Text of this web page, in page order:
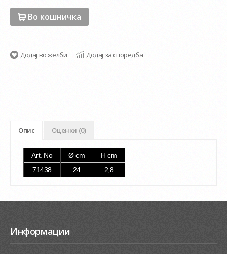
Во кошничка
Додај во желби Додај за споредба
Опис Оценки (0)
Art. No Ø cm
H cm
71438
24 2,8
Информации